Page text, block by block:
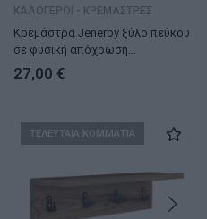
ΚΑΛΟΓΕΡΟΙ - ΚΡΕΜΑΣΤΡΕΣ
Κρεμάστρα Jenerby ξύλο πεύκου
σε φυσική απόχρωση
63.6×9.5×14εκ
27,00 €
ΤΕΛΕΥΤΑΙΑ ΚΟΜΜΑΤΙΑ